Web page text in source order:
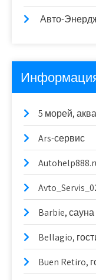
Авто-
5 морей,
Ars-сервис
Barbie, сауна
Bellagio,
Buen Retiro,